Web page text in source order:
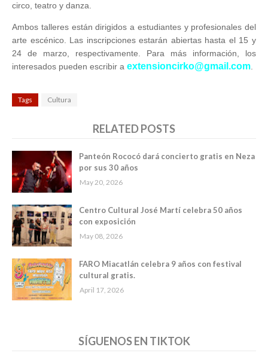
circo, teatro y danza.
Ambos talleres están dirigidos a estudiantes y profesionales del
arte escénico. Las inscripciones estarán abiertas hasta el 15 y
24 de marzo, respectivamente. Para más información, los
interesados pueden escribir a extensioncirko@gmail.com.
Tags Cultura
RELATED POSTS
Panteón Rococó dará concierto gratis en Neza
por sus 30 años
May 20, 2026
Centro Cultural José Martí celebra 50 años
con exposición
May 08, 2026
FARO Miacatlán celebra 9 años con festival
cultural gratis.
April 17, 2026
SÍGUENOS EN TIKTOK